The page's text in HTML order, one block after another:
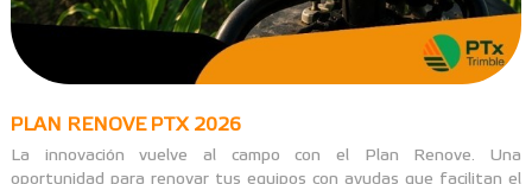
PLAN RENOVE PTX 2026
La innovación vuelve al campo con el Plan Renove. Una
oportunidad para renovar tus equipos con ayudas que facilitan el